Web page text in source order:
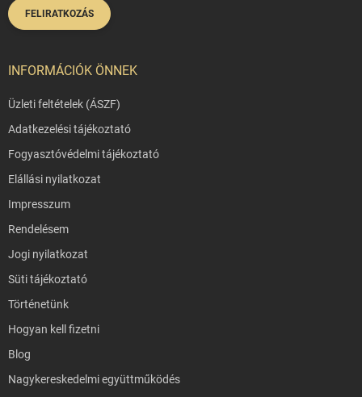
FELIRATKOZÁS
INFORMÁCIÓK ÖNNEK
Üzleti feltételek (ÁSZF)
Adatkezelési tájékoztató
Fogyasztóvédelmi tájékoztató
Elállási nyilatkozat
Impresszum
Rendelésem
Jogi nyilatkozat
Süti tájékoztató
Történetünk
Hogyan kell fizetni
Blog
Nagykereskedelmi együttműködés